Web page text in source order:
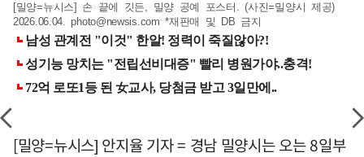
[밀양=뉴시스] 손 끝에 깃든, 밀양 공예 포스터. (사진=밀양시 제공)
2026.06.04.photo@newsis.com *재판매 및 DB 금지
[밀양=뉴시스] 안지율 기자 = 경남 밀양시는 오는 8일부